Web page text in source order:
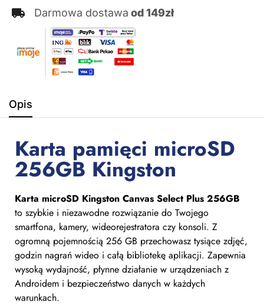
Darmowa dostawa od 149zł
Opis
Karta pamięci microSD
256GB Kingston
Karta microSD Kingston Canvas Select Plus 256GB
to szybkie i niezawodne rozwiązanie do Twojego
smartfona, kamery, wideorejestratora czy konsoli. Z
ogromną pojemnością 256 GB przechowasz tysiące zdjęć,
godzin nagrań wideo i całą bibliotekę aplikacji. Zapewnia
wysoką wydajność, płynne działanie w urządzeniach z
Androidem i bezpieczeństwo danych w każdych
warunkach.